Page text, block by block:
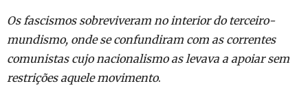
Os fascismos sobreviveram no interior do terceiro-
mundismo, onde se confundiram com as correntes
comunistas cujo nacionalismo as levava a apoiar sem
restrições aquele movimento.